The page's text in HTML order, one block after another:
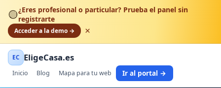
🟡¿Eres profesional o particular? Prueba el panel sin
registrarte
Acceder a la demo → ×
EC EligeCasa.es
Inicio Blog Mapa para tu web Ir al portal →